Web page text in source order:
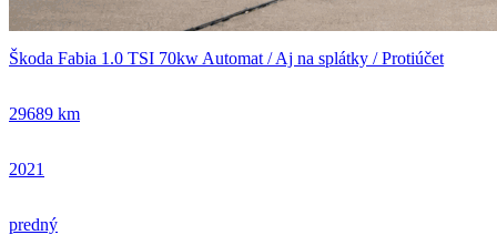
Škoda Fabia 1.0 TSI 70kw Automat / Aj na splátky / Protiúčet
29689 km
2021
predný